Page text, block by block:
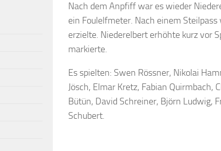
Nach dem Anpfiff war es wieder
ein Foulelfmeter. Nach einem
erzielte. Niederelbert erhöhte kurz vor
markierte.
Es spielten: Swen Rössner, Nikolai
Jösch, Elmar Kretz, Fabian Quirmbach,
Bütün, David Schreiner, Björn Ludwig,
Schubert.